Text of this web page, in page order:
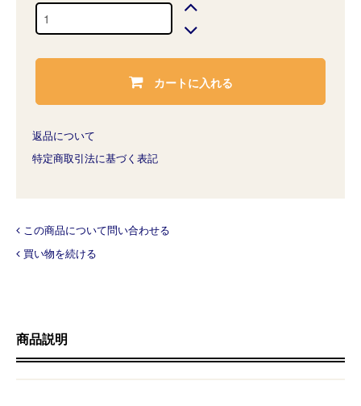
カートに入れる
返品について
特定商取引法に基づく表記
この商品について問い合わせる
買い物を続ける
商品説明